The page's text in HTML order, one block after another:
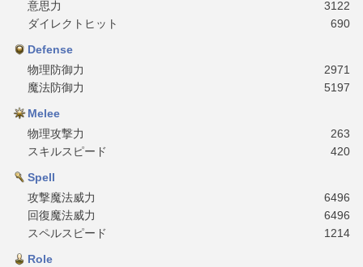
意思力
3122
ダイレクトヒット
690
Defense
物理防御力
2971
魔法防御力
5197
Melee
物理攻撃力
263
スキルスピード
420
Spell
攻撃魔法威力
6496
回復魔法威力
6496
スペルスピード
1214
Role